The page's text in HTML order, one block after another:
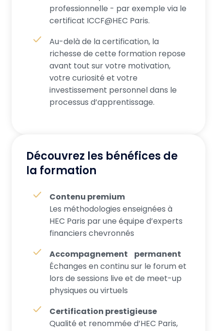
professionnelle - par exemple via le
certificat ICCF@HEC Paris.
Au-delà de la certification, la
richesse de cette formation repose
avant tout sur votre motivation,
votre curiosité et votre
investissement personnel dans le
processus d’apprentissage.
Découvrez les bénéfices de
la formation
Contenu premium
Les méthodologies enseignées à
HEC Paris par une équipe d’experts
financiers chevronnés
Accompagnement permanent
Échanges en continu sur le forum et
lors de sessions live et de meet-up
physiques ou virtuels
Certification prestigieuse
Qualité et renommée d’HEC Paris,